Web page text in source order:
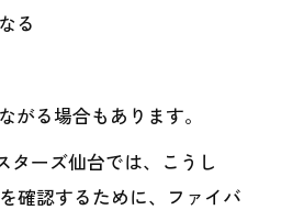
る
がる場合もあります。
ターズ仙台では、こうし
確認するために、ファイバ